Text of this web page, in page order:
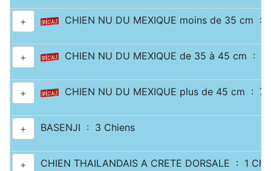
+ CHIEN NU DU MEXIQUE moins de 35 cm :
+ CHIEN NU DU MEXIQUE de 35 à 45 cm : 1
+ CHIEN NU DU MEXIQUE plus de 45 cm : 7
+ BASENJI : 3 Chiens
+ CHIEN THAILANDAIS A CRETE DORSALE : 1